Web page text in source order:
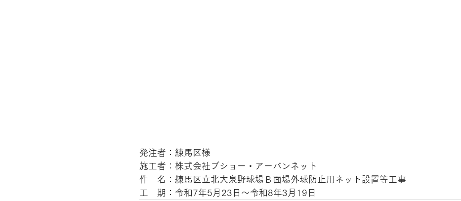
発注者：練馬区様
施工者：株式会社ブショー・アーバンネット
件　名：練馬区立北大泉野球場Ｂ面場外球防止用ネット設置等工事
工　期：令和7年5月23 日～令和8年3月19日